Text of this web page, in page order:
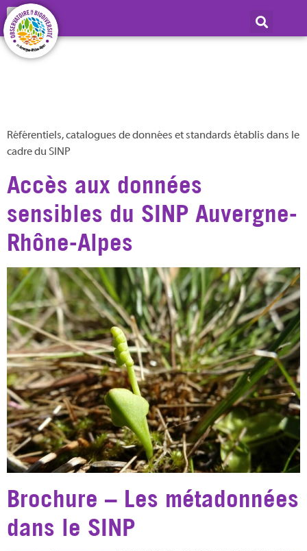
Type de document :
Documents cadres du
Référentiels, catalogues de données et standards établis dans le
cadre du SINP
Accès aux données
sensibles du SINP Auvergne-
Rhône-Alpes
Brochure – Les métadonnées
dans le SINP